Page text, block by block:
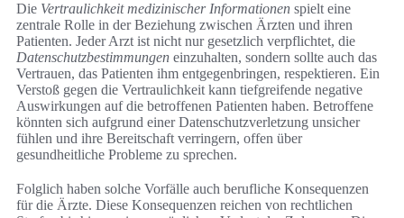
Die Vertraulichkeit medizinischer Informationen spielt eine
zentrale Rolle in der Beziehung zwischen Ärzten und ihren
Patienten. Jeder Arzt ist nicht nur gesetzlich verpflichtet, die
Datenschutzbestimmungen einzuhalten, sondern sollte auch das
Vertrauen, das Patienten ihm entgegenbringen, respektieren. Ein
Verstoß gegen die Vertraulichkeit kann tiefgreifende negative
Auswirkungen auf die betroffenen Patienten haben. Betroffene
könnten sich aufgrund einer Datenschutzverletzung unsicher
fühlen und ihre Bereitschaft verringern, offen über
gesundheitliche Probleme zu sprechen.
Folglich haben solche Vorfälle auch berufliche Konsequenzen
für die Ärzte. Diese Konsequenzen reichen von rechtlichen